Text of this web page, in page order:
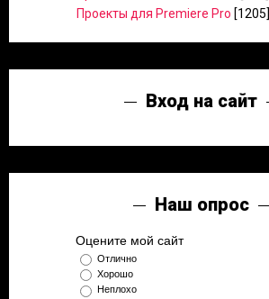
Проекты для Premiere Pro [1205]
Вход на сайт
Наш опрос
Оцените мой сайт
Отлично
Хорошо
Неплохо